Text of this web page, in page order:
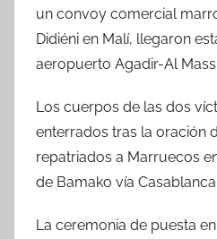
un convoy comercial
Didiéni en Malí, llegaron
aeropuerto Agadir-Al
Los cuerpos de las dos
enterrados tras la oración
repatriados a Marruecos
de Bamako vía Casablanca.
La ceremonia de puesta